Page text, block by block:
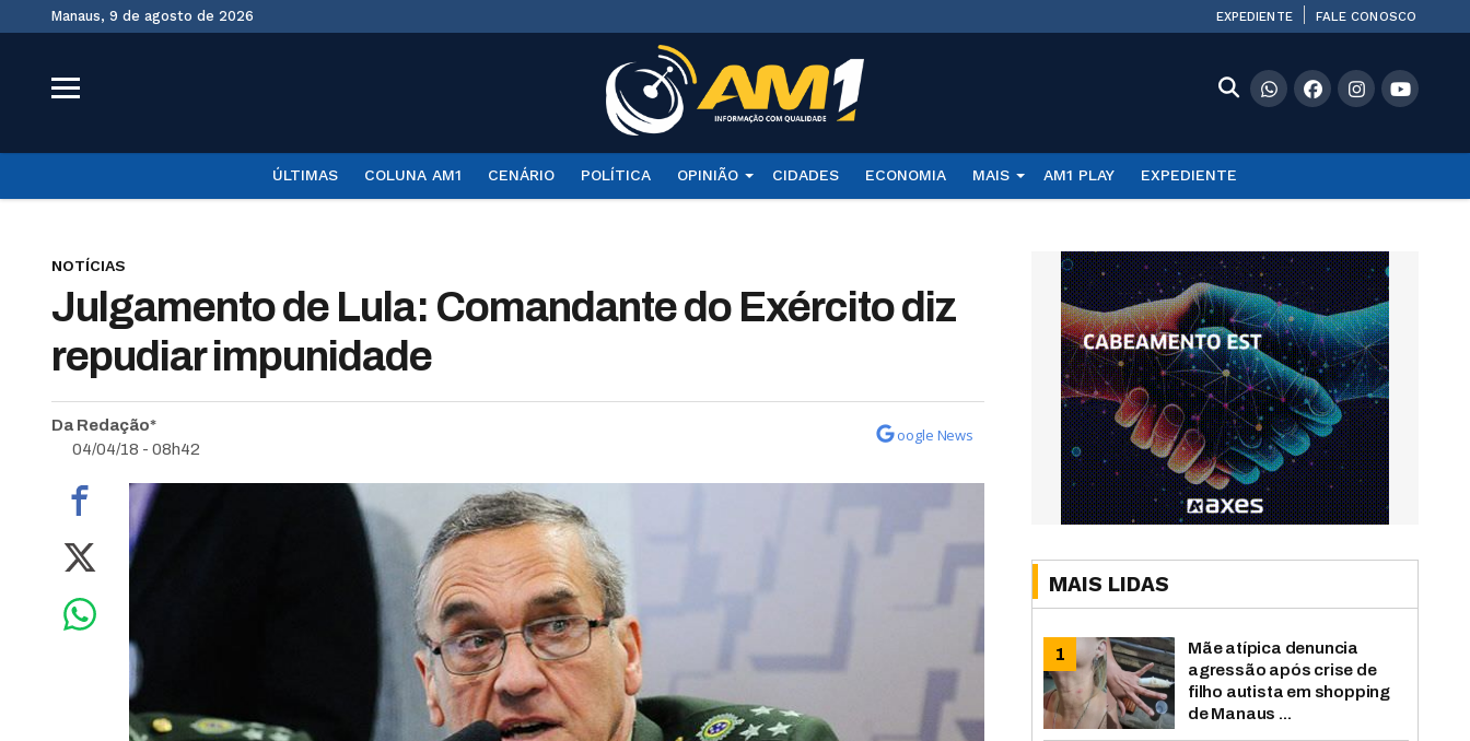
Manaus, 9 de agosto de 2026 EXPEDIENTE FALE CONOSCO
ÚLTIMAS COLUNA AM1 CENÁRIO POLÍTICA OPINIÃO CIDADES ECONOMIA MAIS AM1 PLAY EXPEDIENTE
NOTÍCIAS
Julgamento de Lula: Comandante do Exército diz
repudiar impunidade
Da Redação*
04/04/18 - 08h42
oogle News
MAIS LIDAS
Mãe atípica denuncia
agressão após crise de
filho autista em shopping
de Manaus ...